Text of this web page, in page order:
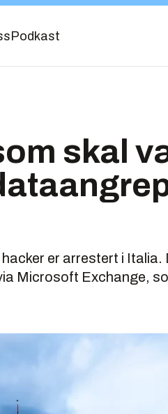
Podkast
skal
er arrestert i
Microsoft Exchange,